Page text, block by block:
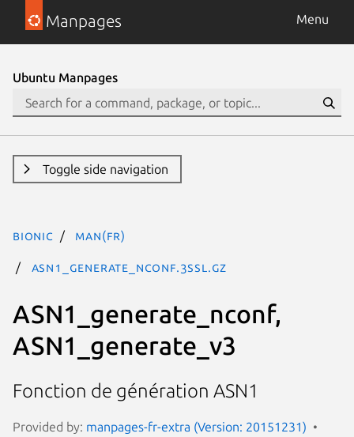
Manpages Menu
Ubuntu Manpages
Toggle side navigation
bionic man(fr)
ASN1_generate_nconf.3SSL.gz
ASN1_generate_nconf,
ASN1_generate_v3
Fonction de génération ASN1
Provided by: manpages-fr-extra (Version: 20151231)